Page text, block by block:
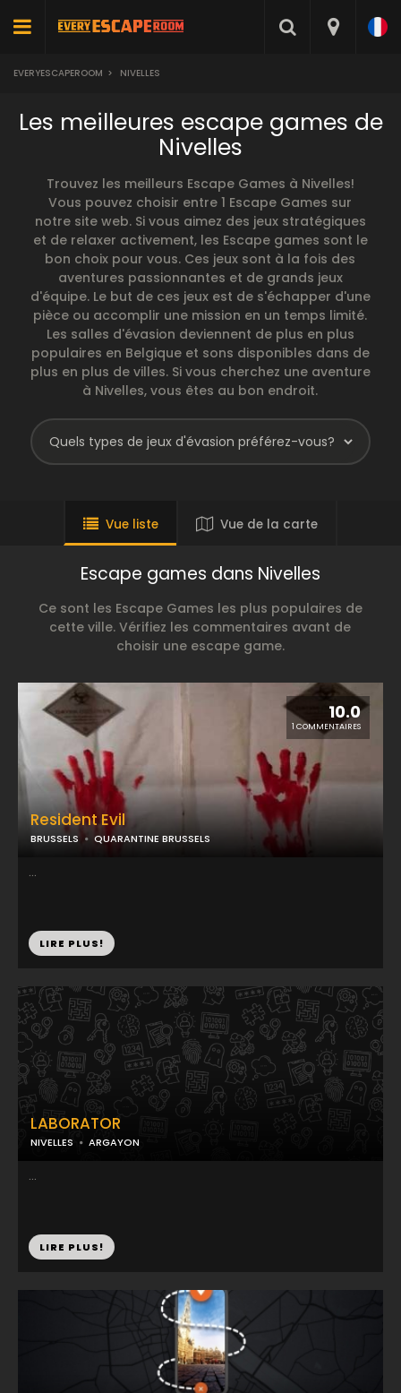
EVERYESCAPEROOM > NIVELLES
Les meilleures escape games de
Nivelles
Trouvez les meilleurs Escape Games à Nivelles!
Vous pouvez choisir entre 1 Escape Games sur
notre site web. Si vous aimez des jeux stratégiques
et de relaxer activement, les Escape games sont le
bon choix pour vous. Ces jeux sont à la fois des
aventures passionnantes et de grands jeux
d'équipe. Le but de ces jeux est de s'échapper d'une
pièce ou accomplir une mission en un temps limité.
Les salles d'évasion deviennent de plus en plus
populaires en Belgique et sons disponibles dans de
plus en plus de villes. Si vous cherchez une aventure
à Nivelles, vous êtes au bon endroit.
Vue liste Vue de la carte
Escape games dans Nivelles
Ce sont les Escape Games les plus populaires de
cette ville. Vérifiez les commentaires avant de
choisir une escape game.
LABORATOR
NIVELLES ARGAYON
...
LIRE PLUS!
10.0
1 COMMENTAIRES
Resident Evil
BRUSSELS QUARANTINE BRUSSELS
...
LIRE PLUS!